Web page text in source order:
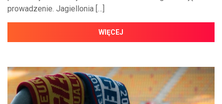
prowadzenie. Jagiellonia […]
WIĘCEJ